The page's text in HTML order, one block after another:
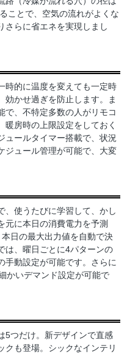
ことで、空気の流れがよくな
さらに省エネを実現しまし
時的に温度を変えても一定時
効かせ過ぎを防止します。ま
で、不特定多数の人がリモコ
暖房時の上限設定をしておく
ュールタイマー搭載で、状況
ジュール管理が可能で、大変
、使うたびに学習して、かし
元に本日の消費電力を予測
日の最大出力値を自動で決
は、曜日ごとに4パターンの
手動設定が可能です。さらに
かいデマンド設定が可能で
5つだけ。新デザインで直感
クも登場。シックなインテリ